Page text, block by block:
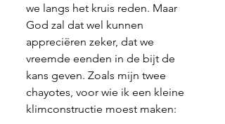
we langs het kruis reden. Maar
God zal dat wel kunnen
appreciëren zeker, dat we
vreemde eenden in de bijt de
kans geven. Zoals mijn twee
chayotes, voor wie ik een kleine
klimconstructie moest maken: